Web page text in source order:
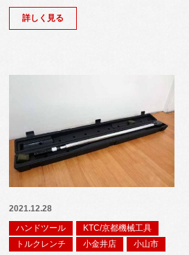
詳しく見る
2021.12.28
ハンドツール
KTC/京都機械工具
トルクレンチ
小金井店 小山市